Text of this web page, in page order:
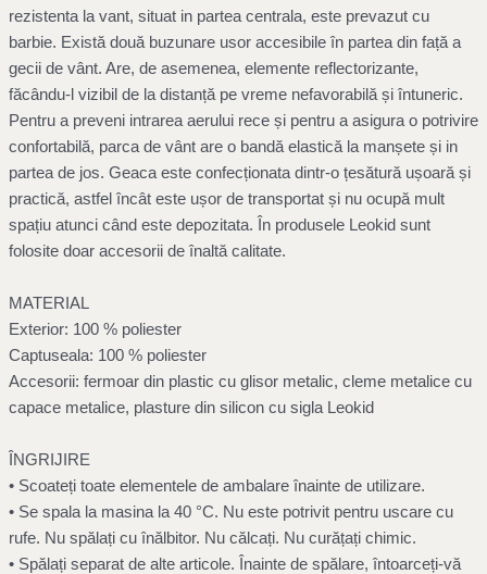
rezistenta la vant, situat in partea centrala, este prevazut cu
barbie. Există două buzunare usor accesibile în partea din față a
gecii de vânt. Are, de asemenea, elemente reflectorizante,
făcându-l vizibil de la distanță pe vreme nefavorabilă și întuneric.
Pentru a preveni intrarea aerului rece și pentru a asigura o potrivire
confortabilă, parca de vânt are o bandă elastică la manșete și in
partea de jos. Geaca este confecționata dintr-o țesătură ușoară și
practică, astfel încât este ușor de transportat și nu ocupă mult
spațiu atunci când este depozitata. În produsele Leokid sunt
folosite doar accesorii de înaltă calitate.
MATERIAL
Exterior: 100 % poliester
Captuseala: 100 % poliester
Accesorii: fermoar din plastic cu glisor metalic, cleme metalice cu
capace metalice, plasture din silicon cu sigla Leokid
ÎNGRIJIRE
• Scoateți toate elementele de ambalare înainte de utilizare.
• Se spala la masina la 40 °C. Nu este potrivit pentru uscare cu
rufe. Nu spălați cu înălbitor. Nu călcați. Nu curățați chimic.
• Spălați separat de alte articole. Înainte de spălare, întoarceți-vă